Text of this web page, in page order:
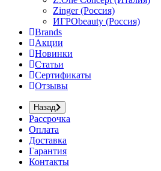
Zinger (Россия)
ИГРОbeauty (Россия)
Brands
Акции
Новинки
Статьи
Сертификаты
Отзывы
Назад
Рассрочка
Оплата
Доставка
Гарантия
Контакты